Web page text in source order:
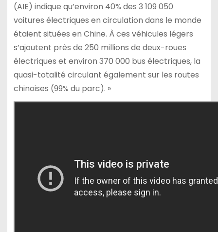
(AIE) indique qu’environ 40% des 3 109 050
voitures électriques en circulation dans le monde
étaient situées en Chine. À ces véhicules légers
s’ajoutent près de 250 millions de deux-roues
électriques et environ 370 000 bus électriques, la
quasi-totalité circulant également sur les routes
chinoises (99% du parc). »